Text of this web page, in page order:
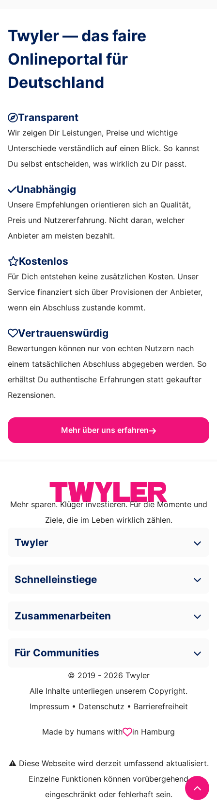
Twyler — das faire
Onlineportal für
Deutschland
Transparent
Wir zeigen Dir Leistungen, Preise und wichtige
Unterschiede verständlich auf einen Blick. So kannst
Du selbst entscheiden, was wirklich zu Dir passt.
Unabhängig
Unsere Empfehlungen orientieren sich an Qualität,
Preis und Nutzererfahrung. Nicht daran, welcher
Anbieter am meisten bezahlt.
Kostenlos
Für Dich entstehen keine zusätzlichen Kosten. Unser
Service finanziert sich über Provisionen der Anbieter,
wenn ein Abschluss zustande kommt.
Vertrauenswürdig
Bewertungen können nur von echten Nutzern nach
einem tatsächlichen Abschluss abgegeben werden. So
erhältst Du authentische Erfahrungen statt gekaufter
Rezensionen.
Mehr über uns erfahren
Mehr sparen. Klüger investieren. Für die Momente und
Ziele, die im Leben wirklich zählen.
Twyler
Schnelleinstiege
Zusammenarbeiten
Für Communities
© 2019 - 2026 Twyler
Alle Inhalte unterliegen unserem Copyright.
Impressum • Datenschutz • Barrierefreiheit
Made by humans with in Hamburg
⚠️ Diese Webseite wird derzeit umfassend aktualisiert.
Einzelne Funktionen können vorübergehend
eingeschränkt oder fehlerhaft sein.